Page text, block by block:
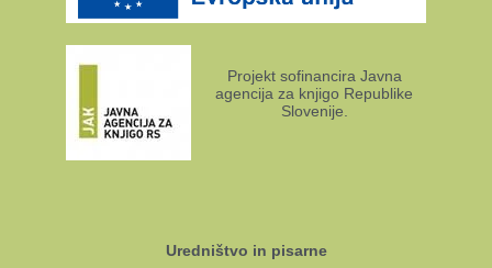
Projekt sofinancira Javna
agencija za knjigo Republike
Slovenije.
Uredništvo in pisarne